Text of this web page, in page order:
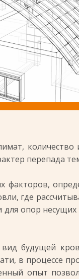
количество
перепада
факторов,
где
опор несущих
будущей
в процессе
опыт